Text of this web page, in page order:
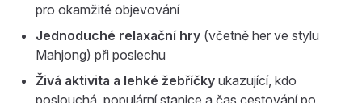
pro okamžité objevování
Jednoduché relaxační hry (včetně her ve stylu
Mahjong) při poslechu
Živá aktivita a lehké žebříčky ukazující, kdo
poslouchá, populární stanice a čas cestování po